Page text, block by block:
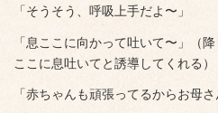
「そうそう、呼吸上手だよ〜」
「息ここに向かって吐いて〜」（
ここに息吐いてと誘導してくれる）
「赤ちゃんも頑張ってるからお母さ